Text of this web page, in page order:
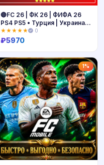
Купить
🔴FC 26 | ФК 26 | ФИФА 26
PS4 PS5 • Турция | Украина
PS
★★★★★ 0
₽5970
1%